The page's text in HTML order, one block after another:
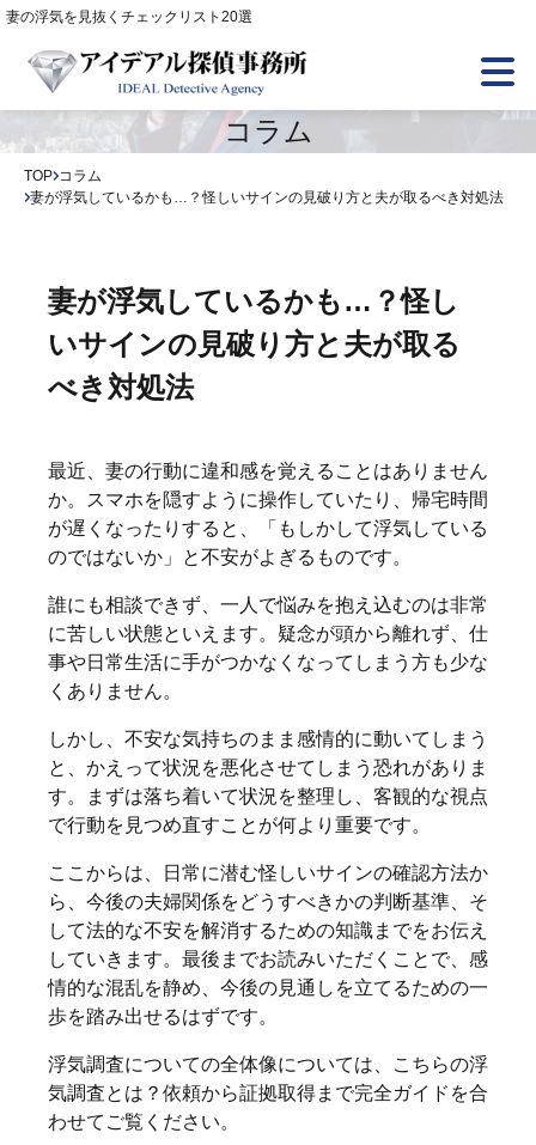
妻の浮気を見抜くチェックリスト20選
トップ
調査項目
アイデアル探偵の強み
よくあるご質問
個人情報保護方針 お問い合わせ
コラム
TOP コラム
妻が浮気しているかも…？怪しいサインの見破り方と夫が取るべき対処法
妻が浮気しているかも…？怪し
いサインの見破り方と夫が取る
べき対処法
最近、妻の行動に違和感を覚えることはありません
か。スマホを隠すように操作していたり、帰宅時間
が遅くなったりすると、「もしかして浮気している
のではないか」と不安がよぎるものです。
誰にも相談できず、一人で悩みを抱え込むのは非常
に苦しい状態といえます。疑念が頭から離れず、仕
事や日常生活に手がつかなくなってしまう方も少な
くありません。
しかし、不安な気持ちのまま感情的に動いてしまう
と、かえって状況を悪化させてしまう恐れがありま
す。まずは落ち着いて状況を整理し、客観的な視点
で行動を見つめ直すことが何より重要です。
ここからは、日常に潜む怪しいサインの確認方法か
ら、今後の夫婦関係をどうすべきかの判断基準、そ
して法的な不安を解消するための知識までをお伝え
していきます。最後までお読みいただくことで、感
情的な混乱を静め、今後の見通しを立てるための一
歩を踏み出せるはずです。
浮気調査についての全体像については、こちらの浮
気調査とは？依頼から証拠取得まで完全ガイド を合
わせてご覧ください。